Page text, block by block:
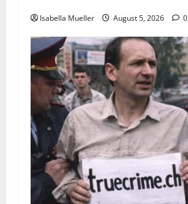
Isabella Mueller August 5, 2026 0